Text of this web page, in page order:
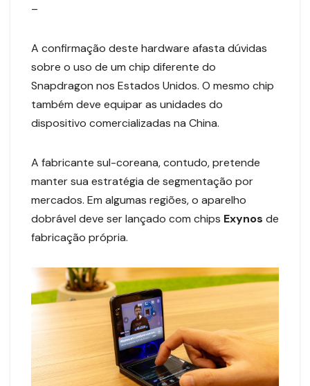
–
A confirmação deste hardware afasta dúvidas
sobre o uso de um chip diferente do
Snapdragon nos Estados Unidos. O mesmo chip
também deve equipar as unidades do
dispositivo comercializadas na China.
A fabricante sul-coreana, contudo, pretende
manter sua estratégia de segmentação por
mercados. Em algumas regiões, o aparelho
dobrável deve ser lançado com chips Exynos de
fabricação própria.